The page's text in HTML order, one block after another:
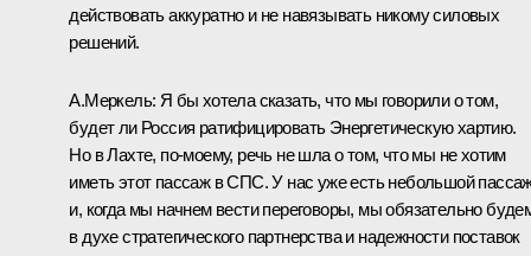
действовать аккуратно и не навязывать никому силовых
решений.
А.Меркель: Я бы хотела сказать, что мы говорили о том,
будет ли Россия ратифицировать Энергетическую хартию.
Но в Лахте, по‑моему, речь не шла о том, что мы не хотим
иметь этот пассаж в СПС. У нас уже есть небольшой
и, когда мы начнем вести переговоры, мы обязательно
в духе стратегического партнерства и надежности поставок